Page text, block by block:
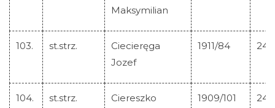
Maksymilian
103. st.strz.
Ciecieręga
Jozef
1911/84
104. st.strz.
Ciereszko
1909/101